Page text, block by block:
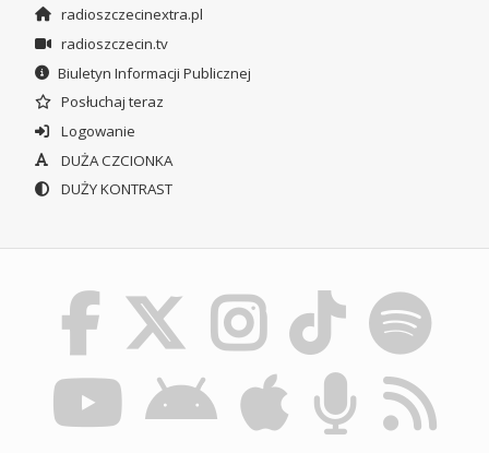
radioszczecinextra.pl
radioszczecin.tv
Biuletyn Informacji Publicznej
Posłuchaj teraz
Logowanie
DUŻA CZCIONKA
DUŻY KONTRAST